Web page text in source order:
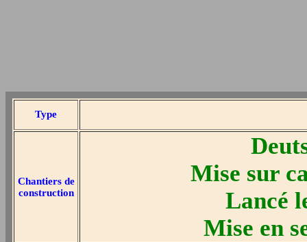
Type
Chantiers de
construction
Mise sur
Lancé
Mise en